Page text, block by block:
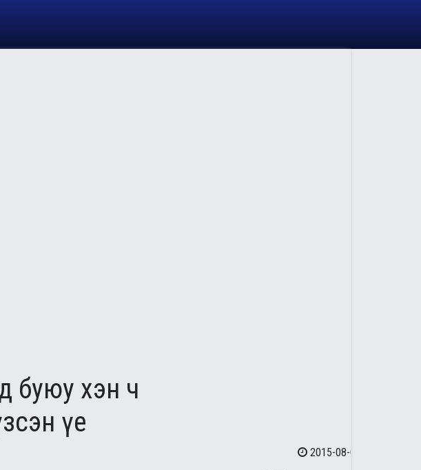
буюу хэн ч
үе
2015-08-04